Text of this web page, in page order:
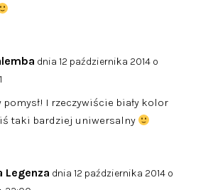
dnia 12 października 2014 o
pomysł! I rzeczywiście biały kolor
taki bardziej uniwersalny
Legenza dnia 12 października 2014 o